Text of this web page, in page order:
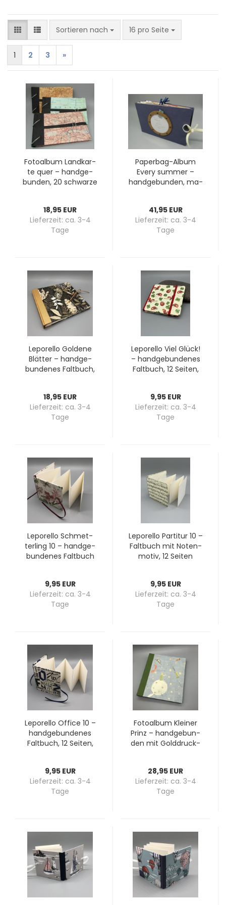
Sortieren nach
Sortieren nach 16 pro Seite
pro Seite
1 2 3 »
Fo­to­al­bum Land­kar­
te quer – hand­ge­
bun­den, 20 schwar­ze
18,95 EUR
Lieferzeit: ca. 3-4
Tage
Paperbag-​​Album
Every sum­mer –
hand­ge­bun­den, ma­
Buch­block
41,95 EUR
Lieferzeit: ca. 3-4
Tage
Le­po­rel­lo Gol­de­ne
Blät­ter – hand­ge­
bun­de­nes Falt­buch,
18,95 EUR
Lieferzeit: ca. 3-4
Tage
Le­po­rel­lo Viel Glück!
– hand­ge­bun­de­nes
Falt­buch, 12 Sei­ten,
9,95 EUR
Lieferzeit: ca. 3-4
Tage
Le­po­rel­lo Schmet­
ter­ling 10 – hand­ge­
bun­de­nes Falt­buch
9,95 EUR
Lieferzeit: ca. 3-4
Tage
Le­po­rel­lo Par­ti­tur 10 –
Falt­buch mit No­ten­
mo­tiv, 12 Sei­ten
9,95 EUR
Lieferzeit: ca. 3-4
Tage
Le­po­rel­lo Of­fice 10 –
hand­ge­bun­de­nes
Falt­buch, 12 Sei­ten,
9,95 EUR
Lieferzeit: ca. 3-4
Tage
Fo­to­al­bum Klei­ner
Prinz – hand­ge­bun­
den mit Golddruck-​​
28,95 EUR
Lieferzeit: ca. 3-4
Tage